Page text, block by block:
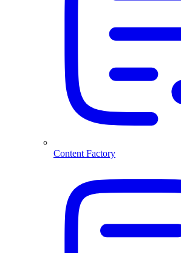
Content Factory